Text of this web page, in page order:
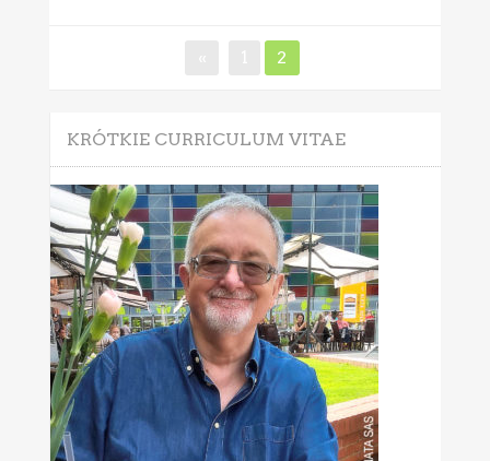
PagePage
2
KRÓTKIE CURRICULUM VITAE